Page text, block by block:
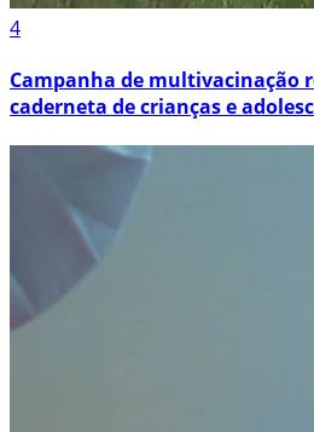
4
Campanha de multivacinação
caderneta de crianças e